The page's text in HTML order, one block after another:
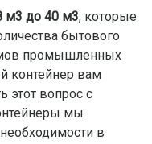
м3 до 40 м3, которые
бытового
промышленных
контейнер вам
этот вопрос с
мы
в